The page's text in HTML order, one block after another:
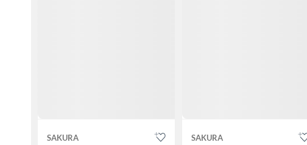
SAKURA SAKURA